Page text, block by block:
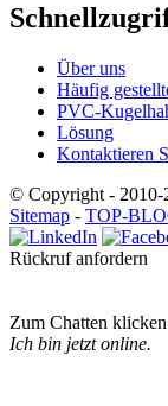
Über uns
Häufig
PVC-
Lösung
Kontaktieren
© Copyright - 2010-
Sitemap - TOP-
Rückruf anfordern
Zum Chatten klicken
Ich bin jetzt online.